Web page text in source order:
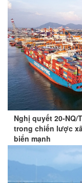
Nghị quyết 20-
trong chiến lược
biển mạnh